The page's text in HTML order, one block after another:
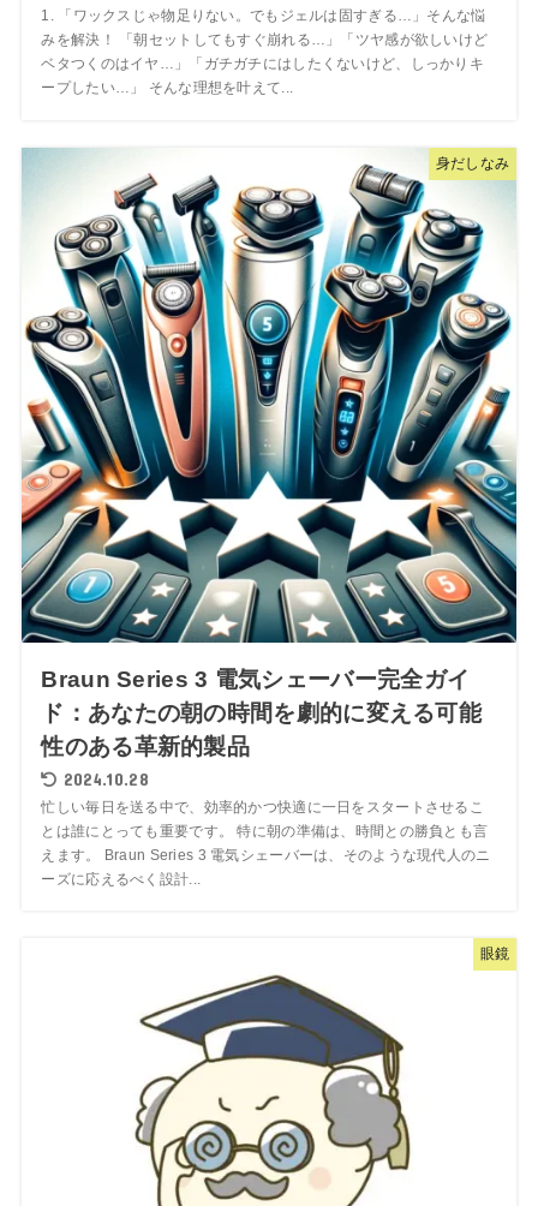
1. 「ワックスじゃ物足りない。でもジェルは固すぎる…」そんな悩
みを解決！ 「朝セットしてもすぐ崩れる…」「ツヤ感が欲しいけど
ベタつくのはイヤ…」「ガチガチにはしたくないけど、しっかりキ
ープしたい…」 そんな理想を叶えて...
身だしなみ
Braun Series 3 電気シェーバー完全ガイ
ド：あなたの朝の時間を劇的に変える可能
性のある革新的製品
2024.10.28
忙しい毎日を送る中で、効率的かつ快適に一日をスタートさせるこ
とは誰にとっても重要です。 特に朝の準備は、時間との勝負とも言
えます。 Braun Series 3 電気シェーバーは、そのような現代人のニ
ーズに応えるべく設計...
眼鏡